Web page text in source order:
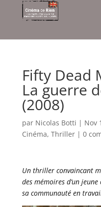
Fifty Dead
La guerre
(2008)
par Nicolas Botti | Nov
Cinéma, Thriller| 0
Un thriller convaincant
des mémoires d’un
sa communauté en